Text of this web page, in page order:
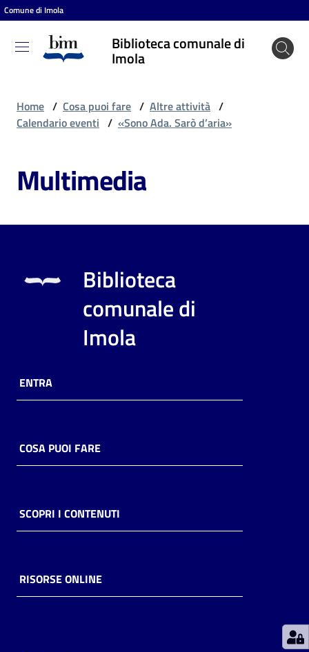
Vai al contenuto
Vai alla navigazione
Vai al footer
Comune di Imola
Biblioteca comunale di
Imola
Biblioteca
comunale
puoi
Risorse
online
Casa
Piani
storico
Home / Cosa puoi fare / Altre attività /
Calendario eventi / «Sono Ada. Sarò d’aria»
Multimedia
Biblioteca
comunale di
Imola
ENTRA
COSA PUOI FARE
SCOPRI I CONTENUTI
RISORSE ONLINE